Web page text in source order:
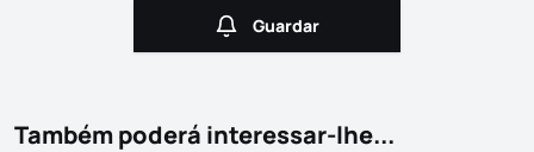
Guardar
Guardar
Também poderá interessar-lhe...